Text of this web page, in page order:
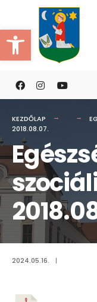
Eszköztár megnyitása
to
content
KEZDŐLAP
2018.08.07.
2024.05.16. |
Search